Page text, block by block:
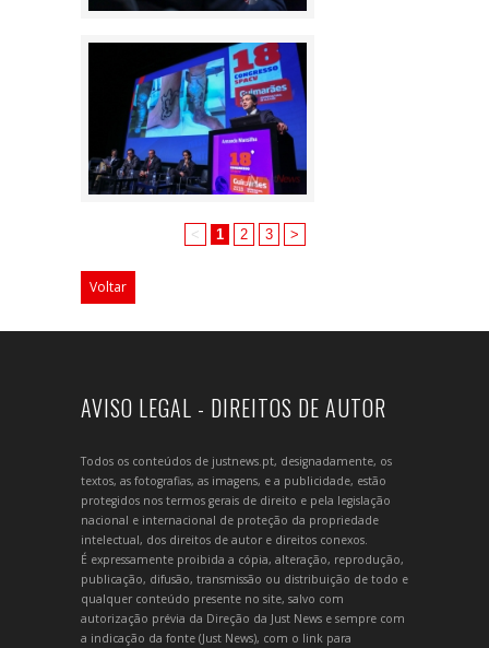
< 1 2 3 >
Voltar
AVISO LEGAL - DIREITOS DE AUTOR
Todos os conteúdos de justnews.pt, designadamente, os
textos, as fotografias, as imagens, e a publicidade, estão
protegidos nos termos gerais de direito e pela legislação
nacional e internacional de proteção da propriedade
intelectual, dos direitos de autor e direitos conexos.
É expressamente proibida a cópia, alteração, reprodução,
publicação, difusão, transmissão ou distribuição de todo e
qualquer conteúdo presente no site, salvo com
autorização prévia da Direção da Just News e sempre com
a indicação da fonte (Just News), com o link para